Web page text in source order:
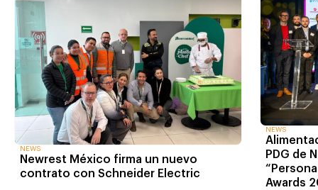
NEWS
Newrest México firma un nuevo
contrato con Schneider Electric
NEWS
PDG de
Awards